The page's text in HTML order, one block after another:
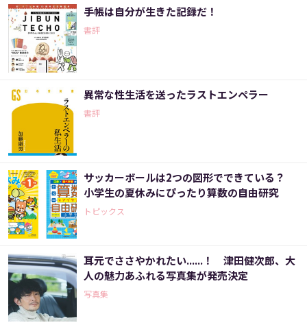
手帳は自分が生きた記録だ！
書評
異常な性生活を送ったラストエンペラー
書評
サッカーボールは2つの図形でできている？
小学生の夏休みにぴったり算数の自由研究
トピックス
耳元でささやかれたい......！ 津田健次郎、大
人の魅力あふれる写真集が発売決定
写真集